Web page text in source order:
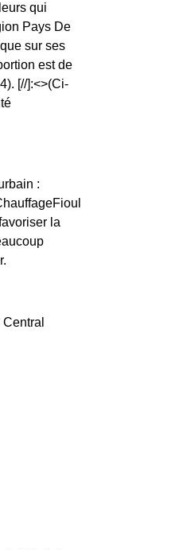
qui
Pays De
sur ses
est de
[//]:<>(Ci-
:
la